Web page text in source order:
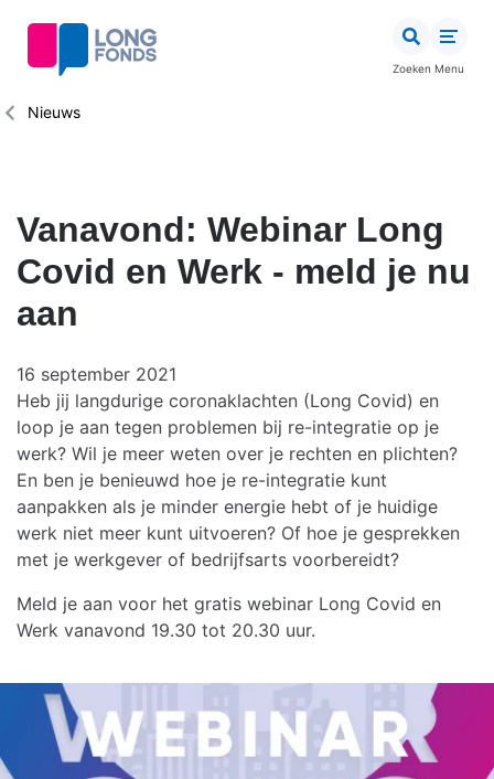
inhoud
Zoeken Menu
Kruimelpad
Nieuws
Vanavond: Webinar Long
Covid en Werk - meld je nu
aan
16 september 2021
Heb jij langdurige coronaklachten (Long Covid) en
loop je aan tegen problemen bij re-integratie op je
werk? Wil je meer weten over je rechten en plichten?
En ben je benieuwd hoe je re-integratie kunt
aanpakken als je minder energie hebt of je huidige
werk niet meer kunt uitvoeren? Of hoe je gesprekken
met je werkgever of bedrijfsarts voorbereidt?
Meld je aan voor het gratis webinar Long Covid en
Werk vanavond 19.30 tot 20.30 uur.